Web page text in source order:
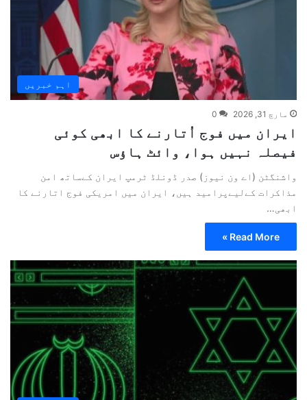
اہم خبریں
مارچ 31, 2026 0
ایران میں فوج اُتارنے کا ابھی کوئی
فیصلہ نہیں ہوا، وائٹ ہاؤس
واشنگٹن (اے ون نیوز) صدر ڈونلڈ ٹرمپ ایران کےساتھ امن
مذاکرات کےلیےپرامید ہیں، ایران میں امریکی فوج اتارنے کا
ابھی…
Read More »